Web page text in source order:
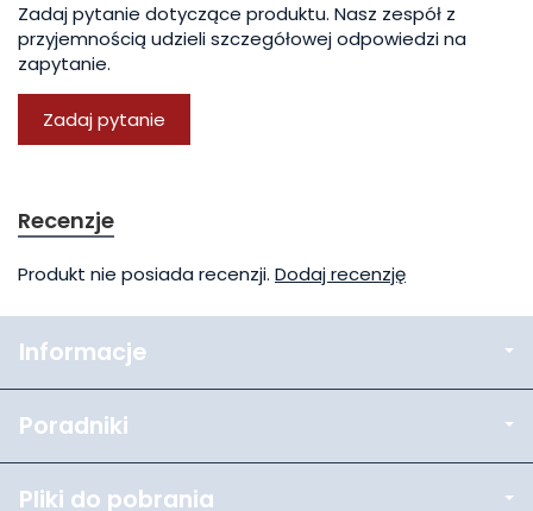
Zadaj pytanie dotyczące produktu. Nasz zespół z
przyjemnością udzieli szczegółowej odpowiedzi na
zapytanie.
Zadaj pytanie
Recenzje
Produkt nie posiada recenzji. Dodaj recenzję
Informacje
Poradniki
Pliki do pobrania